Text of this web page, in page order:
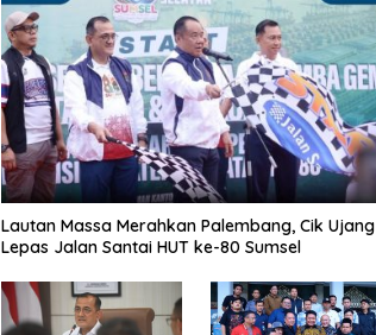
Lautan Massa Merahkan Palembang, Cik Ujang
Lepas Jalan Santai HUT ke-80 Sumsel